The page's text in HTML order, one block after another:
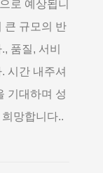
로 예상됩니
큰 규모의 반
품질, 서비
시간 내주셔
기대하며 성
망합니다..